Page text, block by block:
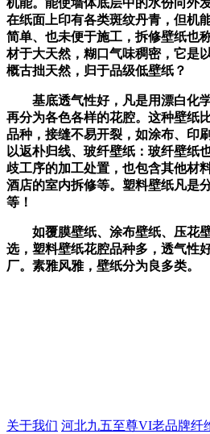
在纸面上印有各类斑纹丹青，但机
简单、也未便于施工，拆修壁纸也
材于大天然，糊口气味稠密，它是
概古拙天然，归于品级低壁纸？
基底透气性好，凡是用漂白化学
再分为各色各样的花腔。这种壁纸
品种，接缝不易开裂，如涂布、印
以返朴归线、玻纤壁纸：玻纤壁纸
歧工序的加工处置，也包含其他材
酒店的室内拆修等。塑料壁纸凡是
等！
如覆膜壁纸、涂布壁纸、压花壁
选，塑料壁纸花腔品种多，透气性
厂。素雅风雅，壁纸分为良多类。
关于我们 河北九五至尊VI老品牌纤